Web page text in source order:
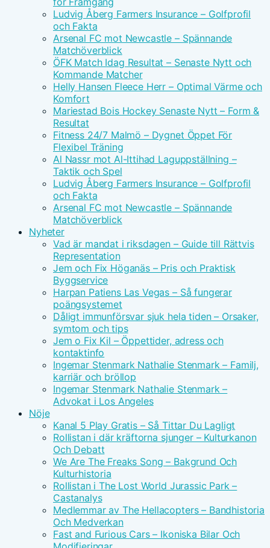
Ludvig Åberg Farmers Insurance – Golfprofil
och Fakta
Arsenal FC mot Newcastle – Spännande
Matchöverblick
ÖFK Match Idag Resultat – Senaste Nytt och
Kommande Matcher
Helly Hansen Fleece Herr – Optimal Värme och
Komfort
Mariestad Bois Hockey Senaste Nytt – Form &
Resultat
Fitness 24/7 Malmö – Dygnet Öppet För
Flexibel Träning
Al Nassr mot Al-Ittihad Laguppställning –
Taktik och Spel
Ludvig Åberg Farmers Insurance – Golfprofil
och Fakta
Arsenal FC mot Newcastle – Spännande
Matchöverblick
Nyheter
Vad är mandat i riksdagen – Guide till Rättvis
Representation
Jem och Fix Höganäs – Pris och Praktisk
Byggservice
Harpan Patiens Las Vegas – Så fungerar
poängsystemet
Dåligt immunförsvar sjuk hela tiden – Orsaker,
symtom och tips
Jem o Fix Kil – Öppettider, adress och
kontaktinfo
Ingemar Stenmark Nathalie Stenmark – Familj,
karriär och bröllop
Ingemar Stenmark Nathalie Stenmark –
Advokat i Los Angeles
Nöje
Kanal 5 Play Gratis – Så Tittar Du Lagligt
Rollistan i där kräftorna sjunger – Kulturkanon
Och Debatt
We Are The Freaks Song – Bakgrund Och
Kulturhistoria
Rollistan i The Lost World Jurassic Park –
Castanalys
Medlemmar av The Hellacopters – Bandhistoria
Och Medverkan
Fast and Furious Cars – Ikoniska Bilar Och